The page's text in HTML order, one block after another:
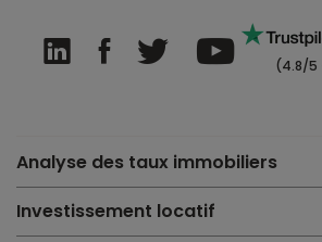
(4.8/5
Analyse des taux immobiliers
Investissement locatif